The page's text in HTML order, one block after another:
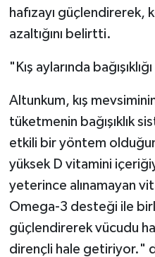
hafızayı güçlendirerek,
azaltığını belirtti.
"Kış aylarında
Altunkum, kış
tüketmenin bağışıklık
etkili bir yöntem
yüksek D vitamini
yeterince alınamayan
Omega-3 desteği ile
güçlendirerek vücudu
dirençli hale getiriyor."